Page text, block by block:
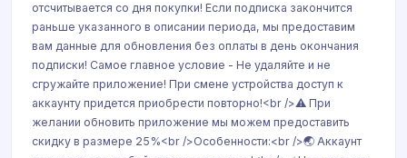
отсчитывается со дня покупки! Если подписка закончится
раньше указанного в описании периода, мы предоставим
вам данные для обновления без оплаты в день окончания
подписки! Самое главное условие - Не удаляйте и не
сгружайте приложение! При смене устройства доступ к
аккаунту придется приобрести повторно!<br />⚠️ При
желании обновить приложение мы можем предоставить
скидку в размере 25%<br />Особенности:<br />🌏 Аккаунт